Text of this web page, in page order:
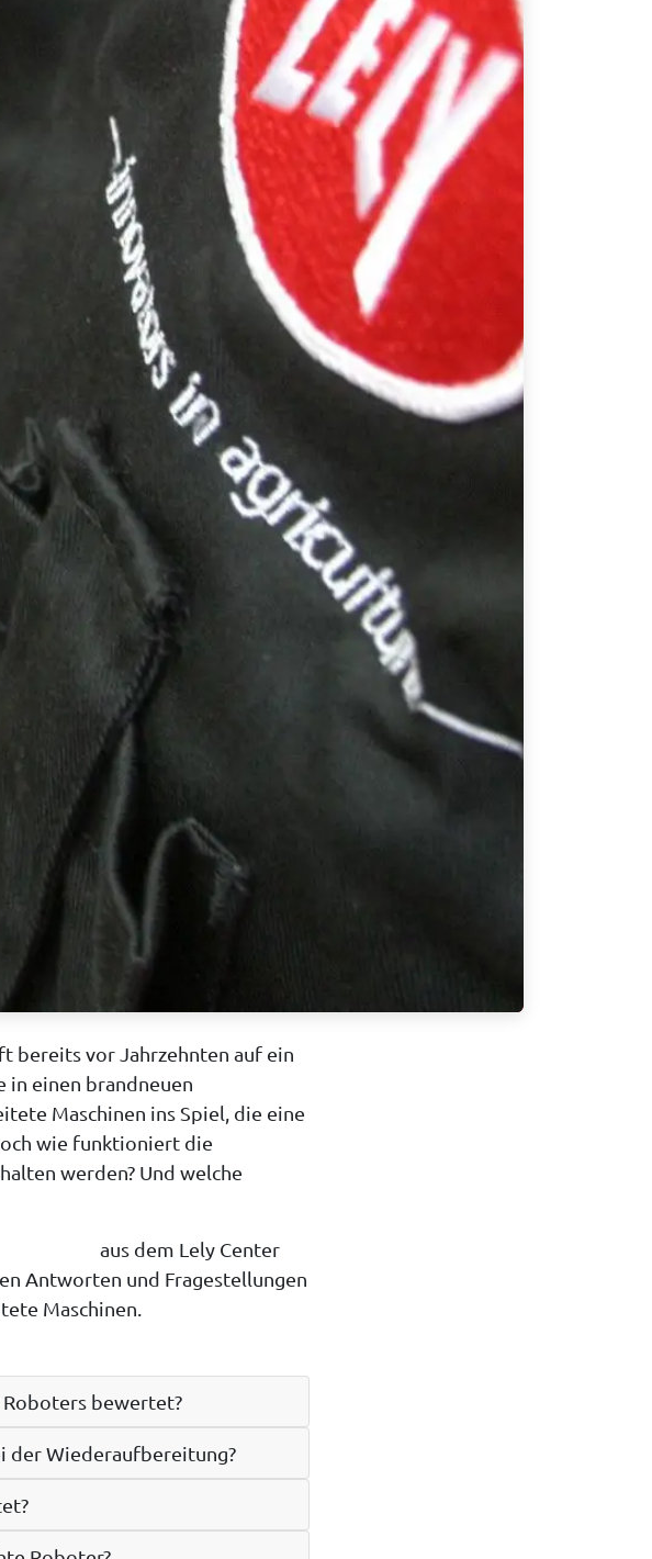
bereits vor Jahrzehnten auf ein
in einen brandneuen
Maschinen ins Spiel, die eine
wie funktioniert die
werden? Und welche
aus dem Lely Center
Antworten und Fragestellungen
Maschinen.
bewertet?
der Wiederaufbereitung?